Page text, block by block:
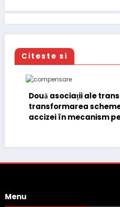
Citeste si
Două asociații ale
transformarea schemei
accizei în mecanism
Menu